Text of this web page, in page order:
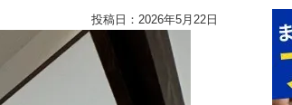
投稿日：2026年5月22日